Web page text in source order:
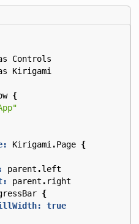
Controls
Kirigami
{
Kirigami .Page {
parent .left
parent . right
{
true